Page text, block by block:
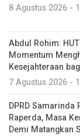
8 Agustus 2026 -
Abdul Rohim:
Momentum
Kesejahteraan
7 Agustus 2026 -
DPRD Samarinda
Raperda, Masa
Demi Matangkan